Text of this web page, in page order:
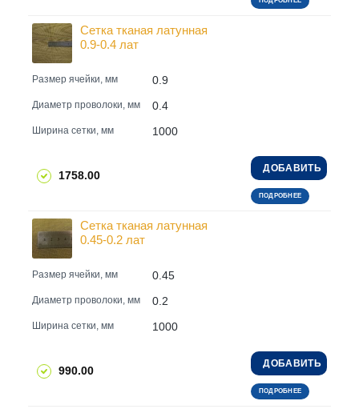
Сетка тканая латунная
0.9-0.4 лат
Размер ячейки, мм 0.9
Диаметр проволоки, мм 0.4
Ширина сетки, мм 1000
1758.00
ДОБАВИТЬ
ПОДРОБНЕЕ
Сетка тканая латунная
0.45-0.2 лат
Размер ячейки, мм 0.45
Диаметр проволоки, мм 0.2
Ширина сетки, мм 1000
990.00
ДОБАВИТЬ
ПОДРОБНЕЕ